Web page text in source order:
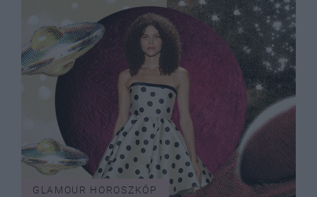
GLAMOUR HOROSZKÓP